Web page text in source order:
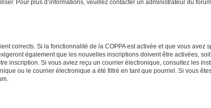
Pour plus d’informations, veuillez contacter un administrateur du forum.
corrects. Si la fonctionnalité de la COPPA est activée et que vous avez
également que les nouvelles inscriptions doivent être activées,
inscription. Si vous aviez reçu un courrier électronique, consultez les
ou le courrier électronique a été filtré en tant que pourriel. Si vous